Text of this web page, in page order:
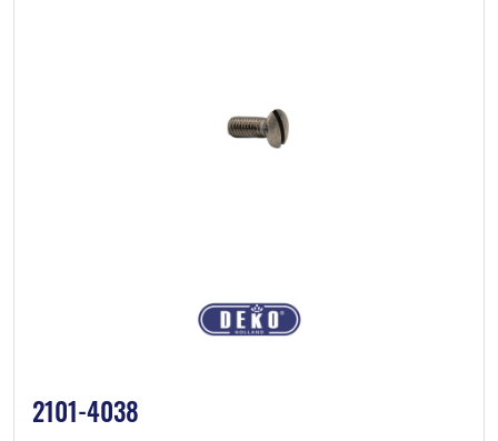
2101-4038